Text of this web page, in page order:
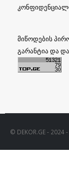
მიწოდების
გარანტია და
© DEKOR.GE -